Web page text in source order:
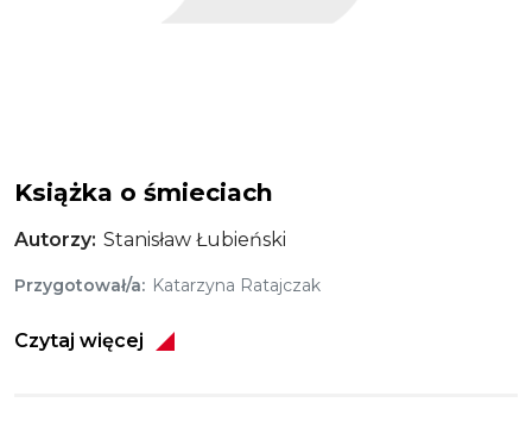
Książka o śmieciach
Autorzy Stanisław Łubieński
Przygotował/a Katarzyna Ratajczak
Czytaj więcej